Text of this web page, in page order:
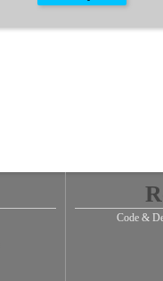
Code &